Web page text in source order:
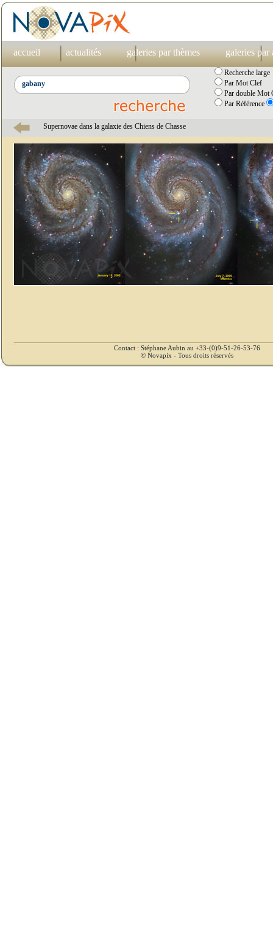
accueil actualités galeries par thèmes galeries par
Recherche large
Par Mot Clef
Par double Mot
Par Référence
Supernovae dans la galaxie des Chiens de Chasse
Contact : Stéphane Aubin au +33-(0)9-51-26-53-76
© Novapix - Tous droits réservés